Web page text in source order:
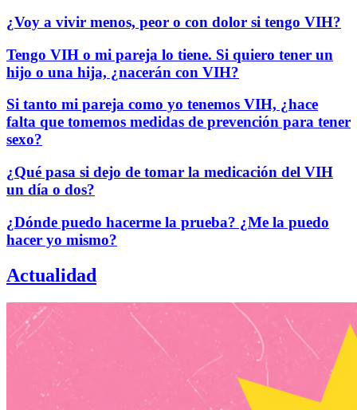
¿Voy a vivir menos, peor o con dolor si tengo VIH?
Tengo VIH o mi pareja lo tiene. Si quiero tener un
hijo o una hija, ¿nacerán con VIH?
Si tanto mi pareja como yo tenemos VIH, ¿hace
falta que tomemos medidas de prevención para tener
sexo?
¿Qué pasa si dejo de tomar la medicación del VIH
un día o dos?
¿Dónde puedo hacerme la prueba? ¿Me la puedo
hacer yo mismo?
Actualidad